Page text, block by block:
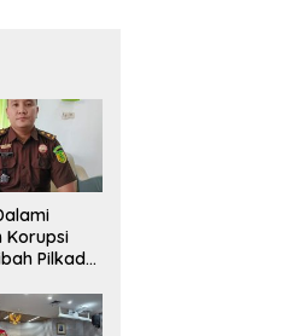
Korupsi
Pilkada